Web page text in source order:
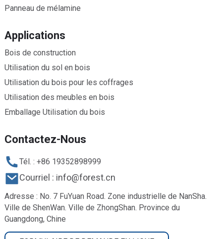
Panneau de mélamine
Applications
Bois de construction
Utilisation du sol en bois
Utilisation du bois pour les coffrages
Utilisation des meubles en bois
Emballage Utilisation du bois
Contactez-Nous
Tél. : +86 19352898999
Courriel : info@forest.cn
Adresse : No. 7 FuYuan Road. Zone industrielle de NanSha.
Ville de ShenWan. Ville de ZhongShan. Province du
Guangdong, Chine